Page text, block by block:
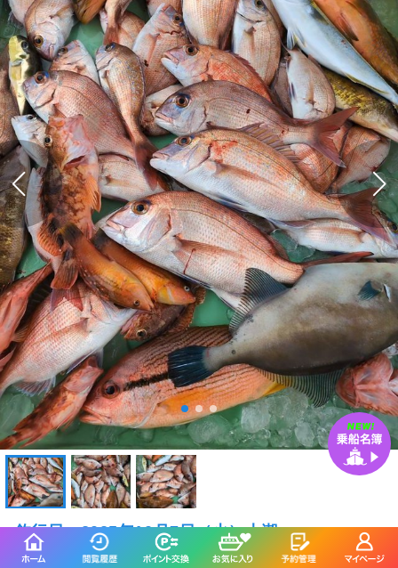
釣行日：2025年10月7日（火）大潮
ウマズラハギ （ウマヅ